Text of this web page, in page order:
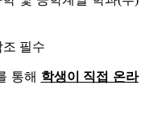
필수
통해 학생이 직접 온라